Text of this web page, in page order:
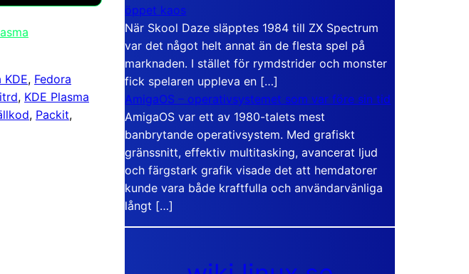
KDE, Fedora
, KDE Plasma
, Packit
öppet kaos
När Skool Daze släpptes 1984 till ZX Spectrum
var det något helt annat än de flesta spel på
marknaden. I stället för rymdstrider och monster
fick spelaren uppleva en […]
AmigaOS – operativsystemet som var före sin tid
AmigaOS var ett av 1980-talets mest
banbrytande operativsystem. Med grafiskt
gränssnitt, effektiv multitasking, avancerat ljud
och färgstark grafik visade det att hemdatorer
kunde vara både kraftfulla och användarvänliga
långt […]